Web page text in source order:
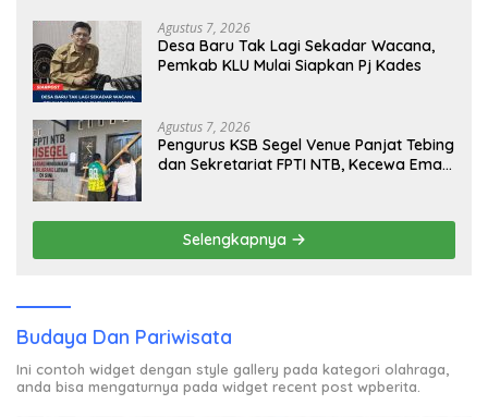
Agustus 7, 2026
Desa Baru Tak Lagi Sekadar Wacana,
Pemkab KLU Mulai Siapkan Pj Kades
Agustus 7, 2026
Pengurus KSB Segel Venue Panjat Tebing
dan Sekretariat FPTI NTB, Kecewa Emas
Selengkapnya
Budaya Dan Pariwisata
Ini contoh widget dengan style gallery pada kategori olahraga,
anda bisa mengaturnya pada widget recent post wpberita.